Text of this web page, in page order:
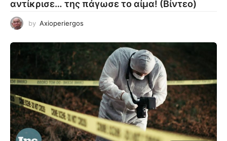
αντίκρισε… της πάγωσε το αίμα! (Βίντεο)
by Axioperiergos